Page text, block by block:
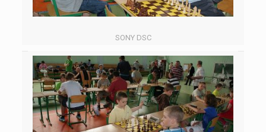
SONY DSC